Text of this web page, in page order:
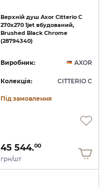
Верхній душ Axor Citterio C
270х270 1jet вбудований,
Brushed Black Chrome
(28794340)
Виробник: AXOR
Колекція: CITTERIO C
Під замовлення
45 544.00
грн/шт